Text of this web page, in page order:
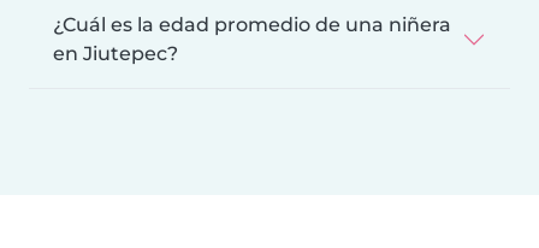
¿Cuál es la edad promedio de una niñera
en Jiutepec?